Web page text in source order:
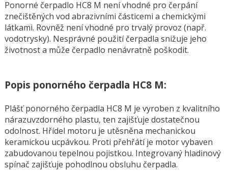
Ponorné čerpadlo HC8 M není vhodné pro čerpání
znečištěných vod abrazivními částicemi a chemickými
látkami. Rovněž není vhodné pro trvalý provoz (např.
vodotrysky). Nesprávné použití čerpadla snižuje jeho
životnost a může čerpadlo nenávratně poškodit.
Popis ponorného čerpadla HC8 M:
Plášť ponorného čerpadla HC8 M je vyroben z kvalitního
nárazuvzdorného plastu, ten zajišťuje dostatečnou
odolnost. Hřídel motoru je utěsněna mechanickou
keramickou ucpávkou. Proti přehřátí je motor vybaven
zabudovanou tepelnou pojistkou. Integrovaný hladinový
spínač zajišťuje pohodlnou obsluhu čerpadla.